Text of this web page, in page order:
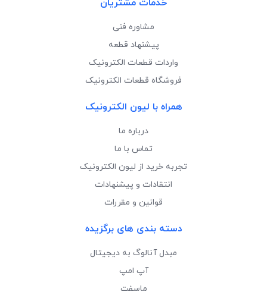
خدمات مشتریان
مشاوره فنی
پیشنهاد قطعه
واردات قطعات الکترونیک
فروشگاه قطعات الکترونیک
همراه با لیون الکترونیک
درباره ما
تماس با ما
تجربه خرید از لیون الکترونیک
انتقادات و پیشنهادات
قوانین و مقررات
دسته بندی های برگزیده
مبدل آنالوگ به دیجیتال
آپ امپ
ماسفت